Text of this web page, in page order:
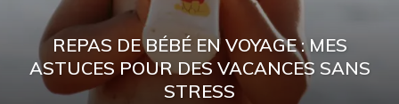
REPAS DE BÉBÉ EN VOYAGE : MES
ASTUCES POUR DES VACANCES SANS
STRESS